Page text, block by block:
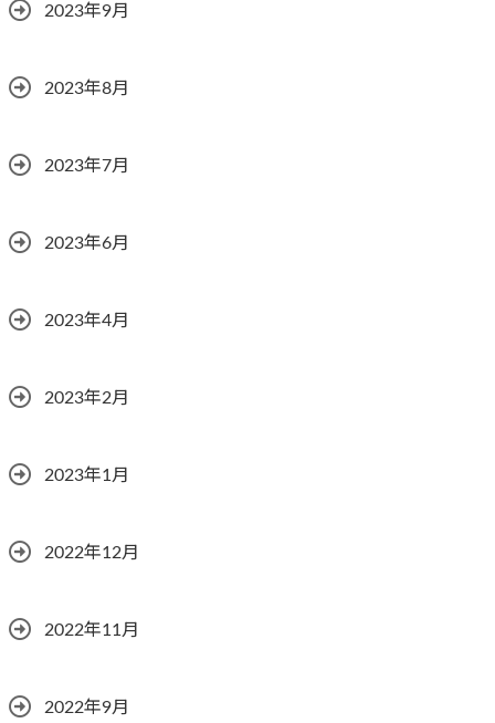
2023年9月
2023年8月
2023年7月
2023年6月
2023年4月
2023年2月
2023年1月
2022年12月
2022年11月
2022年9月